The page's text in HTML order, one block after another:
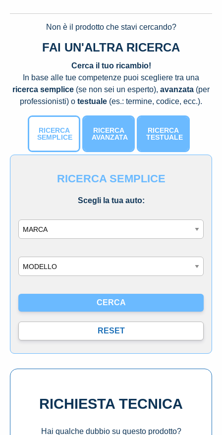
Non è il prodotto che stavi cercando?
FAI UN'ALTRA RICERCA
Cerca il tuo ricambio!
In base alle tue competenze puoi scegliere tra una
ricerca semplice (se non sei un esperto), avanzata (per
professionisti) o testuale (es.: termine, codice, ecc.).
RICERCA
SEMPLICE
RICERCA
AVANZATA
RICERCA
TESTUALE
RICERCA SEMPLICE
Scegli la tua auto:
RICHIESTA TECNICA
Hai qualche dubbio su questo prodotto?